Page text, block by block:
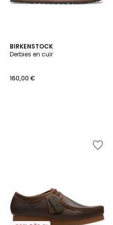
BIRKENSTOCK
Derbies en cuir
160,00 €